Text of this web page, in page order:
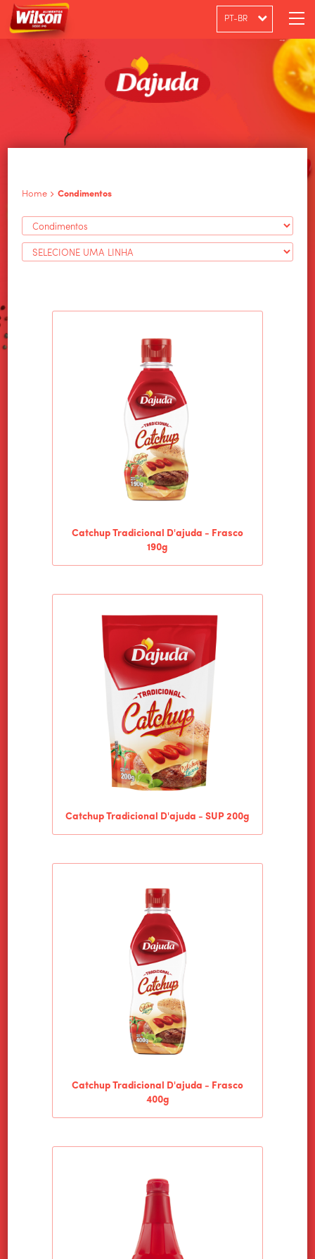
HOME
ALIMENTOS WILSON
PT-BR
Home Condimentos
Catchup Tradicional D'ajuda - Frasco
190g
Catchup Tradicional D'ajuda - SUP 200g
Catchup Tradicional D'ajuda - Frasco
400g